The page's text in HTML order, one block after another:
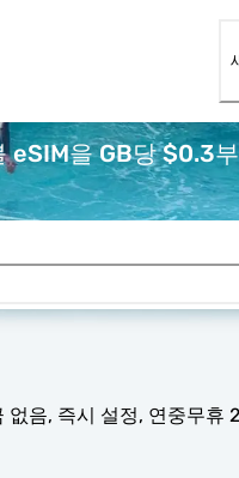
eSIM을 GB당 $0.3
없음, 즉시 설정, 연중무휴